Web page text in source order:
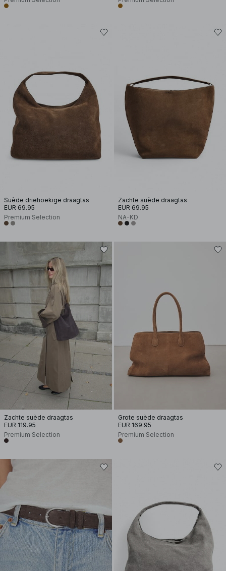
Suède driehoekige draagtas
EUR 69.95
Premium Selection
Zachte suède draagtas
EUR 69.95
NA-KD
Zachte suède draagtas
EUR 119.95
Premium Selection
Grote suède draagtas
EUR 169.95
Premium Selection